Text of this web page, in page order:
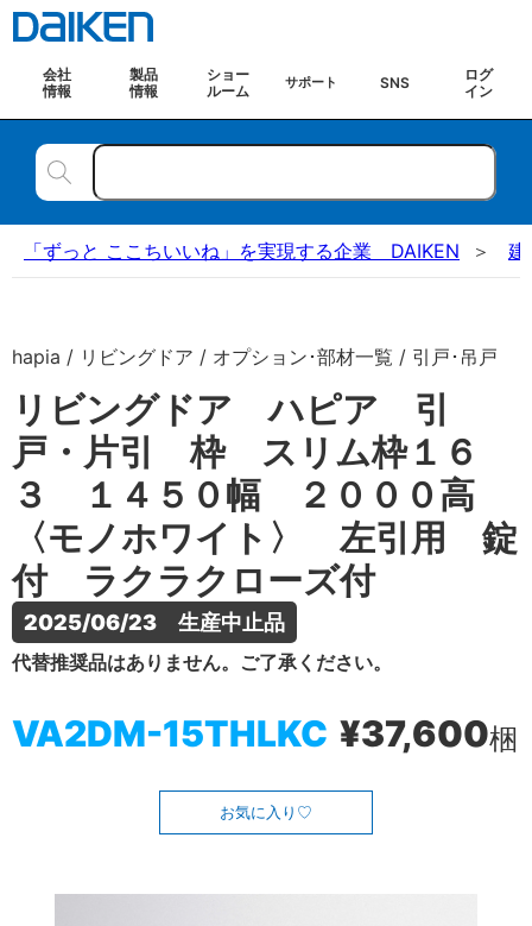
会社
情報
製品
情報
ショー
ルーム
サポート SNS
ログ
イン
「ずっと ここちいいね」を実現する企業 DAIKEN 建
hapia / リビングドア / オプション･部材一覧 / 引戸･吊戸
リビングドア ハピア 引
戸・片引 枠 スリム枠１６
３ １４５０幅 ２０００高
〈モノホワイト〉 左引用 錠
付 ラクラクローズ付
2025/06/23　生産中止品
代替推奨品はありません。ご了承ください。
VA2DM-15THLKC ¥37,600梱
お気に入り